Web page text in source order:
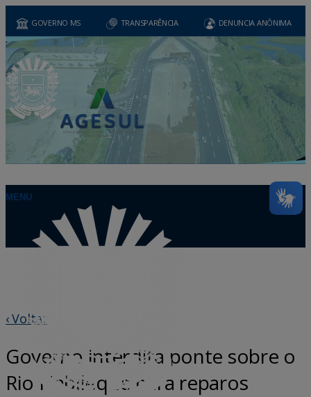
GOVERNO MS TRANSPARÊNCIA DENUNCIA ANÔNIMA
MENU
‹ Voltar
Governo interdita ponte sobre o
Rio Nabileque para reparos